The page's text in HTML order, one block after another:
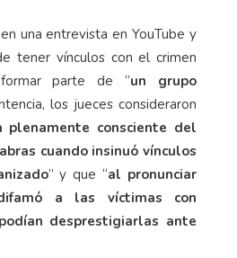
una entrevista en YouTube y
tener vínculos con el crimen
parte de “un grupo
los jueces consideraron
plenamente consciente del
cuando insinuó vínculos
” y que “al pronunciar
a las víctimas con
desprestigiarlas ante